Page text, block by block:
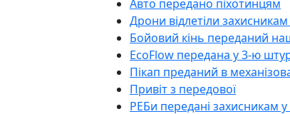
Авто передано піхотинцям
Дрони відлетіли
Бойовий кінь переданий
EcoFlow передана у 3-ю
Пікап преданий в
Привіт з передової
РЕБи передані захисникам